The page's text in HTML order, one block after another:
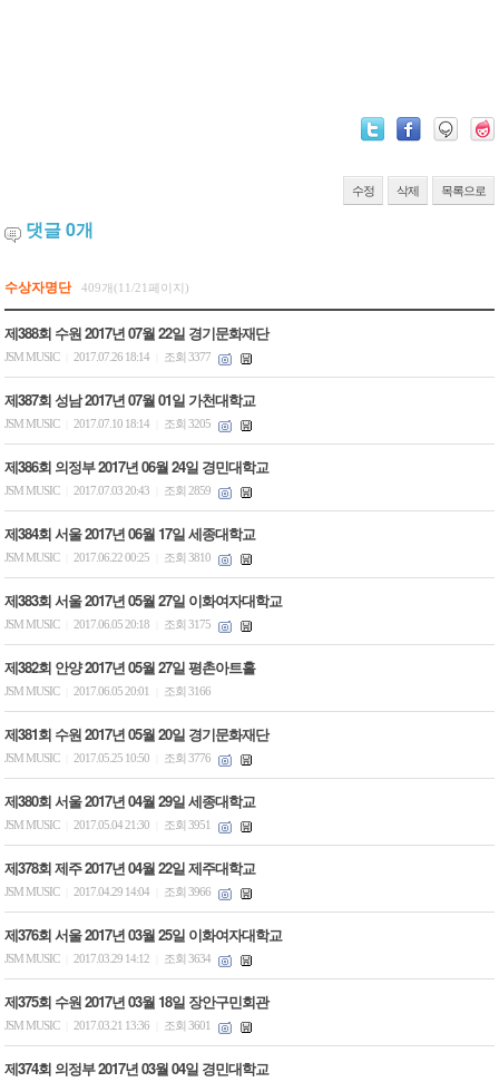
수정 삭제 목록으로
댓글0개
수상자명단 409개(11/21페이지)
제388회 수원 2017년 07월 22일 경기문화재단
JSM MUSIC 2017.07.26 18:14 조회 3377
제387회 성남 2017년 07월 01일 가천대학교
JSM MUSIC 2017.07.10 18:14 조회 3205
제386회 의정부 2017년 06월 24일 경민대학교
JSM MUSIC 2017.07.03 20:43 조회 2859
제384회 서울 2017년 06월 17일 세종대학교
JSM MUSIC 2017.06.22 00:25 조회 3810
제383회 서울 2017년 05월 27일 이화여자대학교
JSM MUSIC 2017.06.05 20:18 조회 3175
제382회 안양 2017년 05월 27일 평촌아트홀
JSM MUSIC 2017.06.05 20:01 조회 3166
제381회 수원 2017년 05월 20일 경기문화재단
JSM MUSIC 2017.05.25 10:50 조회 3776
제380회 서울 2017년 04월 29일 세종대학교
JSM MUSIC 2017.05.04 21:30 조회 3951
제378회 제주 2017년 04월 22일 제주대학교
JSM MUSIC 2017.04.29 14:04 조회 3966
제376회 서울 2017년 03월 25일 이화여자대학교
JSM MUSIC 2017.03.29 14:12 조회 3634
제375회 수원 2017년 03월 18일 장안구민회관
JSM MUSIC 2017.03.21 13:36 조회 3601
제374회 의정부 2017년 03월 04일 경민대학교